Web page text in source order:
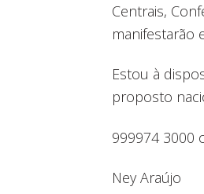
Centrais,
manifestarão
Estou à
proposto
999974 3000
Ney Araújo